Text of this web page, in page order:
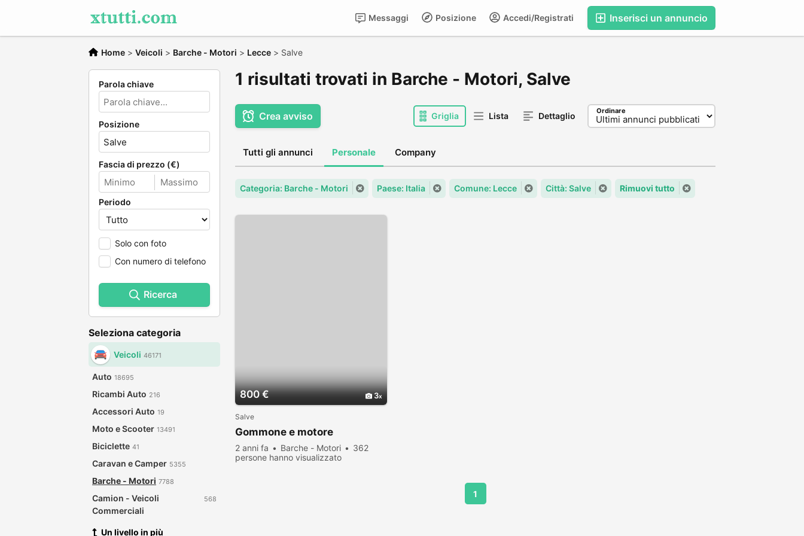
Inserisci un annuncio
Accedi/Registrati
Posizione
Messaggi
Home > Veicoli > Barche - Motori > Lecce > Salve
Parola chiave
Posizione
Fascia di prezzo (€)
Periodo
Solo con foto
Con numero di telefono
Ricerca
Seleziona categoria
Veicoli 46171
Auto 18695
Ricambi Auto 216
Accessori Auto 19
Moto e Scooter 13491
Biciclette 41
Caravan e Camper 5355
Barche - Motori 7788
Camion - Veicoli
Commerciali
568
Un livello in più
1 risultati trovati in Barche - Motori, Salve
Crea avviso Griglia Lista Dettaglio Ordinare
Tutti gli annunci Personale Company
Categoria: Barche - Motori Paese: Italia Comune: Lecce Città: Salve Rimuovi tutto
800 € 3
Salve
Gommone e motore
2 anni fa Barche - Motori
362
persone hanno visualizzato
1